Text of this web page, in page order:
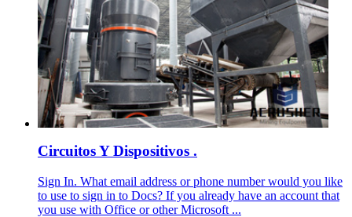
Circuitos Y Dispositivos .
Sign In. What email address or phone number would you like
to use to sign in to Docs? If you already have an account that
you use with Office or other Microsoft ...